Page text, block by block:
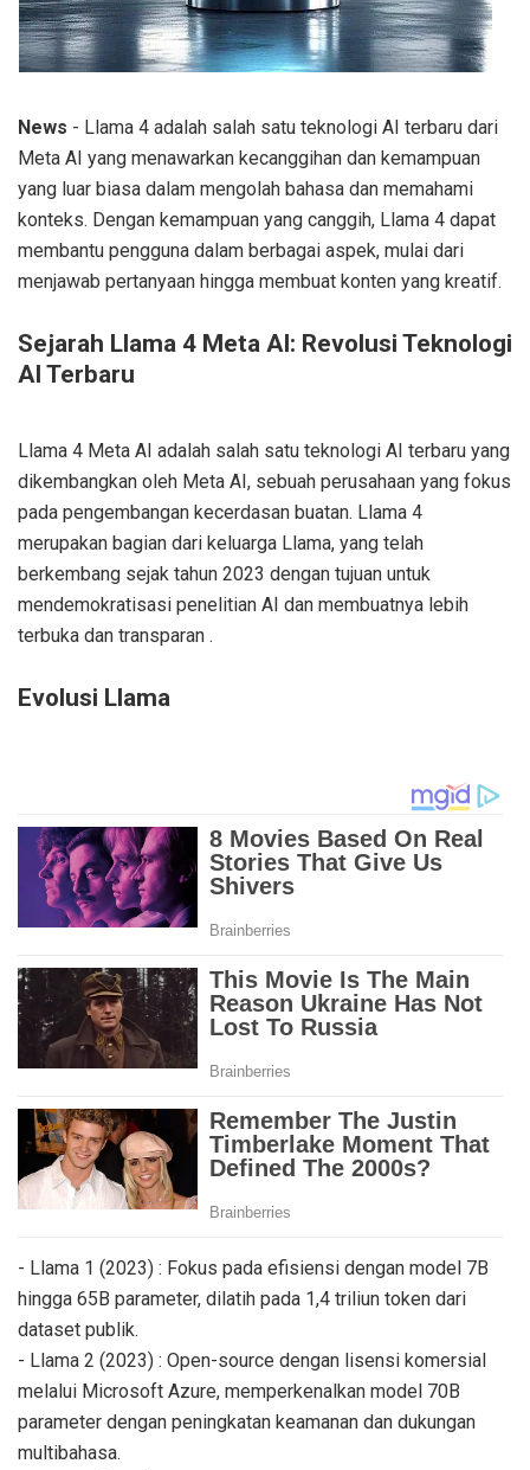
News - Llama 4 adalah salah satu teknologi AI terbaru dari
Meta AI yang menawarkan kecanggihan dan kemampuan
yang luar biasa dalam mengolah bahasa dan memahami
konteks. Dengan kemampuan yang canggih, Llama 4 dapat
membantu pengguna dalam berbagai aspek, mulai dari
menjawab pertanyaan hingga membuat konten yang kreatif.
Sejarah Llama 4 Meta AI: Revolusi Teknologi
AI Terbaru
Llama 4 Meta AI adalah salah satu teknologi AI terbaru yang
dikembangkan oleh Meta AI, sebuah perusahaan yang fokus
pada pengembangan kecerdasan buatan. Llama 4
merupakan bagian dari keluarga Llama, yang telah
berkembang sejak tahun 2023 dengan tujuan untuk
mendemokratisasi penelitian AI dan membuatnya lebih
terbuka dan transparan .
Evolusi Llama
- Llama 1 (2023) : Fokus pada efisiensi dengan model 7B
hingga 65B parameter, dilatih pada 1,4 triliun token dari
dataset publik.
- Llama 2 (2023) : Open-source dengan lisensi komersial
melalui Microsoft Azure, memperkenalkan model 70B
parameter dengan peningkatan keamanan dan dukungan
multibahasa.